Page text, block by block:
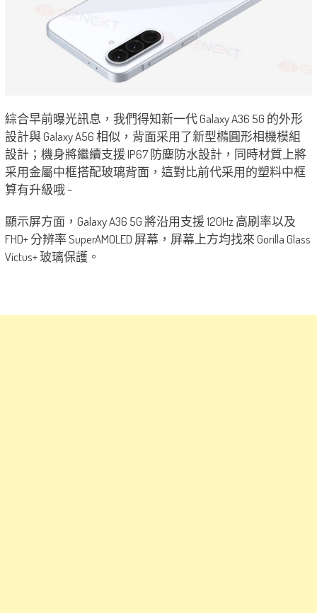
綜合早前曝光訊息，我們得知新一代 Galaxy A36 5G 的外形
設計與 Galaxy A56 相似，背面采用了新型橢圓形相機模組
設計；機身將繼續支援 IP67 防塵防水設計，同時材質上將
采用金屬中框搭配玻璃背面，這對比前代采用的塑料中框
算有升級哦 ~
顯示屏方面，Galaxy A36 5G 將沿用支援 120Hz 高刷率以及
FHD+ 分辨率 SuperAMOLED 屏幕，屏幕上方均找來 Gorilla Glass
Victus+ 玻璃保護。